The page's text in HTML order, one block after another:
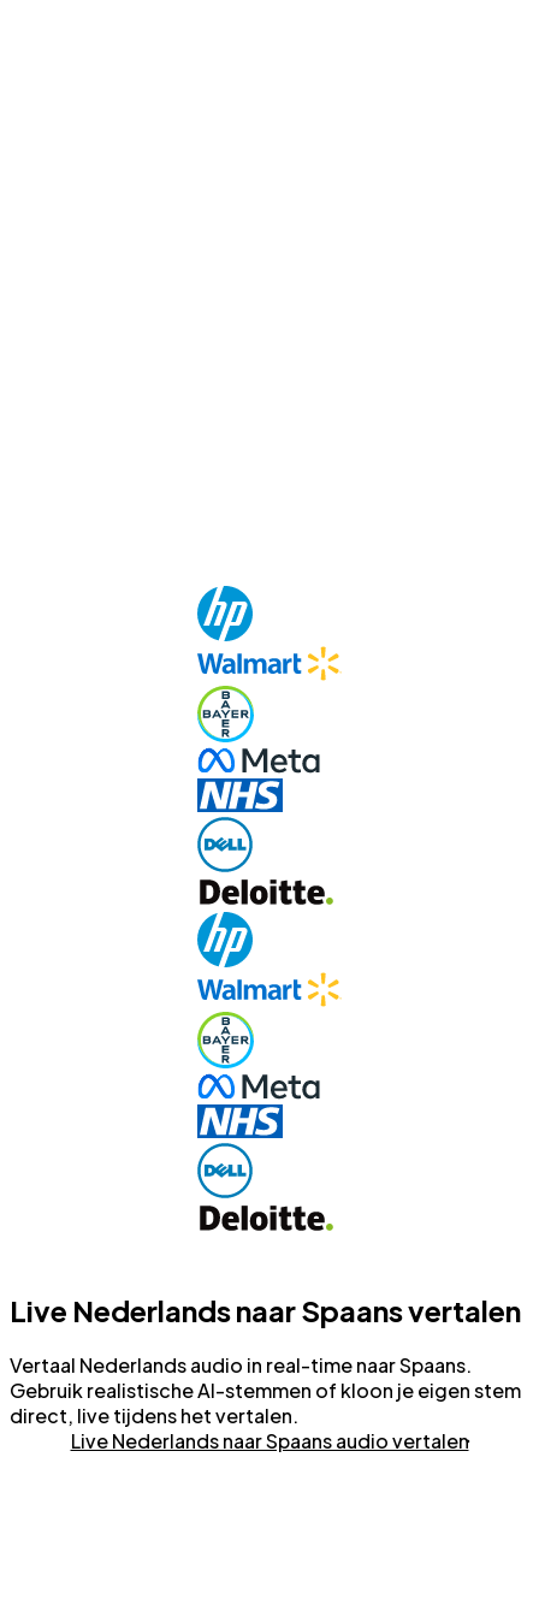
Live Nederlands naar Spaans vertalen
Vertaal Nederlands audio in real-time naar Spaans.
Gebruik realistische AI-stemmen of kloon je eigen stem
direct, live tijdens het vertalen.
Live Nederlands naar Spaans audio vertalen